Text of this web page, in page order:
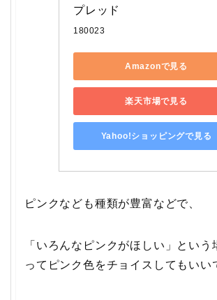
プレッド
180023
Amazonで見る
楽天市場で見る
Yahoo!ショッピングで見る
ピンクなども種類が豊富などで、
「いろんなピンクがほしい」という
ってピンク色をチョイスしてもいい